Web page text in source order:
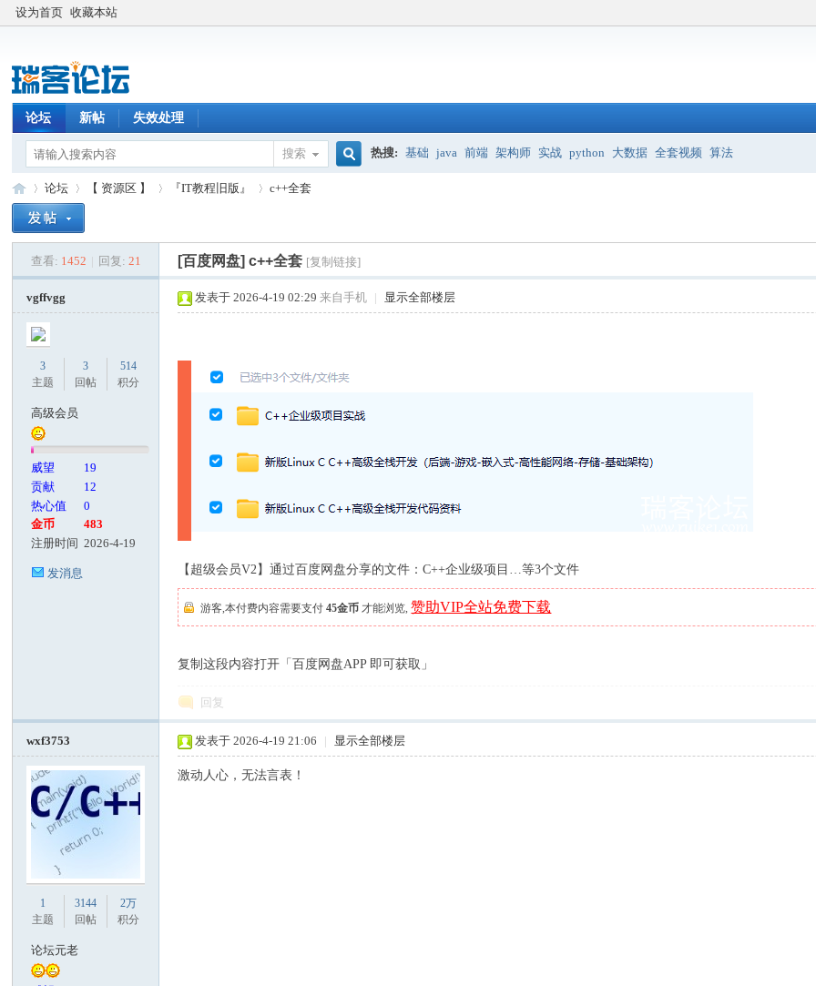
设为首页 收藏本站
论坛 新帖 失效处理
搜索
索
热搜: 基础 java 前端 架构师 实战 python 大数据 全套视频 算法
»
论坛
›
【 资源区 】 『IT教程旧版』
›
c++全套
查看: 1452 | 回复: 21 [百度网盘]c++全套 [复制链接]
vgffvgg
3
主题
3
回帖
514
积分
高级会员
威望
19
贡献
12
热心值
0
金币
483
注册时间 2026-4-19
发消息
发表于 2026-4-19 02:29 来自手机 | 显示全部楼层
【超级会员V2】通过百度网盘分享的文件：C++企业级项目…等3个文件
游客,本付费内容需要支付45金币 才能浏览,赞助VIP全站免费下载
复制这段内容打开「百度网盘APP 即可获取」
回复
wxf3753
1
主题
3144
回帖
2万
积分
论坛元老
发表于 2026-4-19 21:06 | 显示全部楼层
激动人心，无法言表！